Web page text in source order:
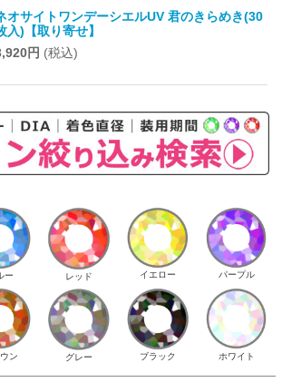
オサイトワンデーシエルUV 君のきらめき(30
入)【取り寄せ】
円 (税込)
ー レッド イエロー パープル
ン グレー ブラック ホワイト